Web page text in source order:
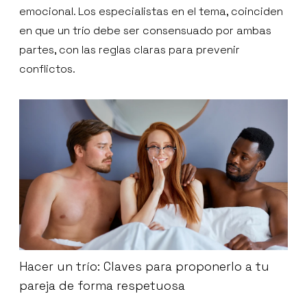
emocional. Los especialistas en el tema, coinciden
en que un trío debe ser consensuado por ambas
partes, con las reglas claras para prevenir
conflictos.
Hacer un trío: Claves para proponerlo a tu
pareja de forma respetuosa